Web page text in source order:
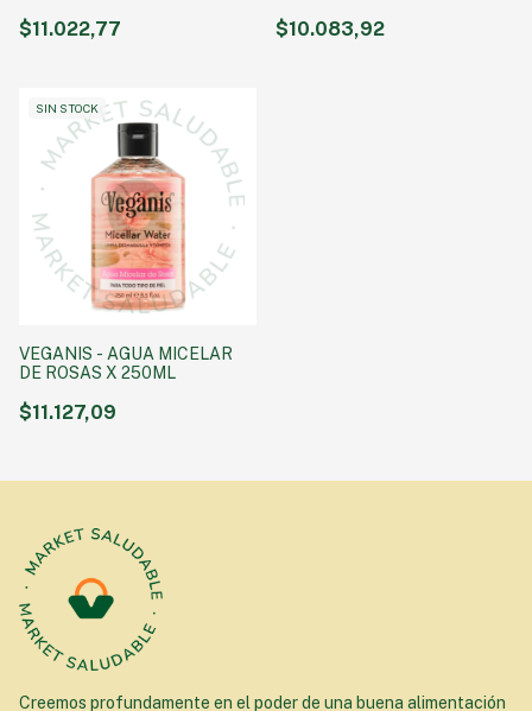
30ML
$11.022,77
ORGANICO) X 30ML
$10.083,92
SIN STOCK
VEGANIS - AGUA MICELAR
DE ROSAS X 250ML
$11.127,09
Creemos profundamente en el poder de una buena alimentación